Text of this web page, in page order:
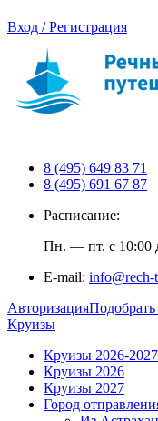
Вход / Регистрация
8 (495) 649 83 71
8 (495) 691 67 87
Расписание:
Пн. — пт. с 10:00
E-mail: info@rech-
АвторизацияПодобрать
Круизы
Круизы 2026-2027
Круизы 2026
Круизы 2027
Город